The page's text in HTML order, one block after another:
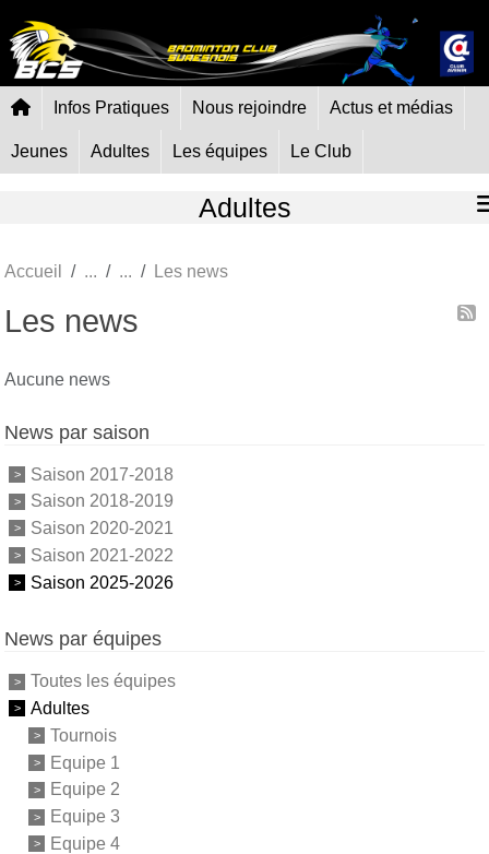
Infos Pratiques Nous rejoindre Actus et médias
Jeunes Adultes Les équipes Le Club
Adultes
Accueil Les news
Les news
Aucune news
News par saison
Saison 2017-2018
Saison 2018-2019
Saison 2020-2021
Saison 2021-2022
Saison 2025-2026
News par équipes
Toutes les équipes
Adultes
Tournois
Equipe 1
Equipe 2
Equipe 3
Equipe 4